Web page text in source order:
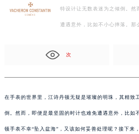
特设计让无数表迷为之倾倒。然
遭遇意外，比如不小心摔落。那
次
在手表的世界里，江诗丹顿无疑是璀璨的明珠，其精致
倒。然而，即便是最坚固的时计也难免遭遇意外，比如
顿手表不幸“坠入盆海”，又该如何妥善处理呢？接下来